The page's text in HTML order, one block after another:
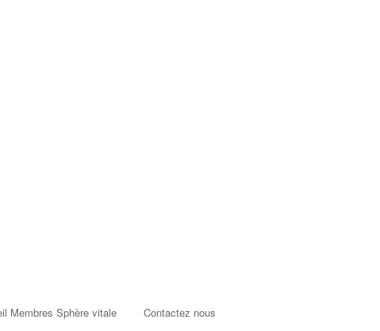
Membres Sphère vitale
Contactez nous